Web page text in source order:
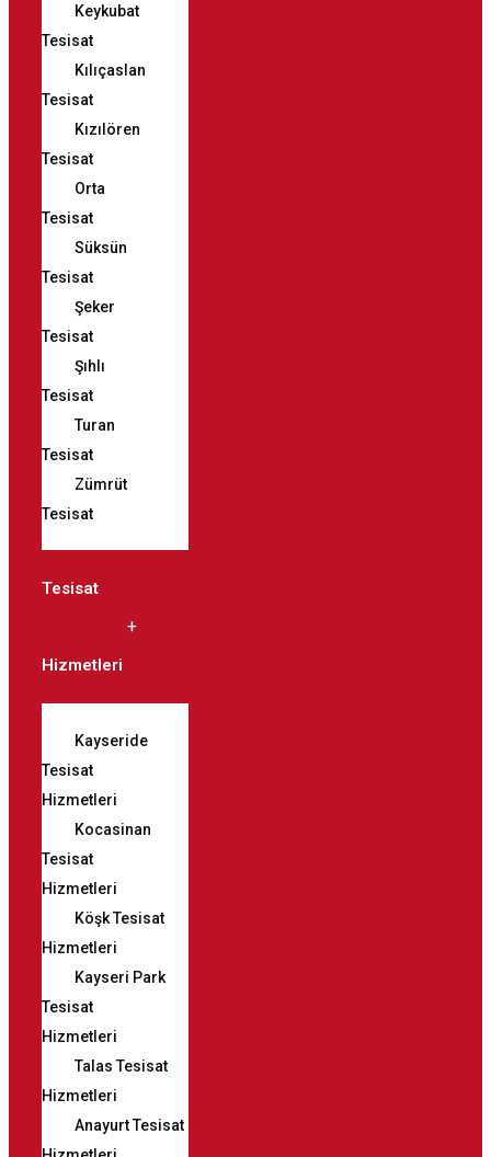
Keykubat
Tesisat
Kılıçaslan
Tesisat
Kızılören
Tesisat
Orta
Tesisat
Süksün
Tesisat
Şeker
Tesisat
Şıhlı
Tesisat
Turan
Tesisat
Zümrüt
Tesisat
Tesisat
Hizmetleri
Kayseride
Tesisat
Hizmetleri
Kocasinan
Tesisat
Hizmetleri
Köşk Tesisat
Hizmetleri
Kayseri Park
Tesisat
Hizmetleri
Talas Tesisat
Hizmetleri
Anayurt Tesisat